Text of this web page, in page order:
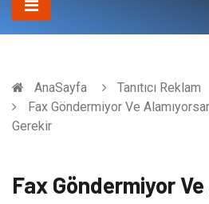
AnaSayfa
Tanıtıcı Reklam
Fax Göndermiyor Ve
Gerekir
Fax Göndermiyor Ve